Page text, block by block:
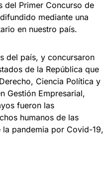
del Primer Concurso de
mediante una
en nuestro país.
del país, y concursaron
de la República que
Ciencia Política y
Gestión Empresarial,
fueron las
humanos de las
pandemia por Covid-19,